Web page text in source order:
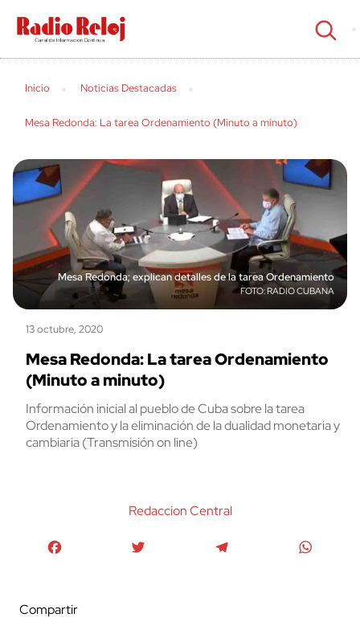
cerrar
Inicio Noticias Destacadas
Mesa Redonda: La tarea Ordenamiento (Minuto a minuto)
Mesa Redonda; explican detalles de la tarea Ordenamiento
RADIO CUBANA
13 octubre, 2020
Mesa Redonda: La tarea Ordenamiento
(Minuto a minuto)
Información inicial al pueblo de Cuba sobre la tarea
Ordenamiento y la eliminación de la dualidad monetaria y
cambiaria (Transmisión on line)
Redaccion Central
Compartir